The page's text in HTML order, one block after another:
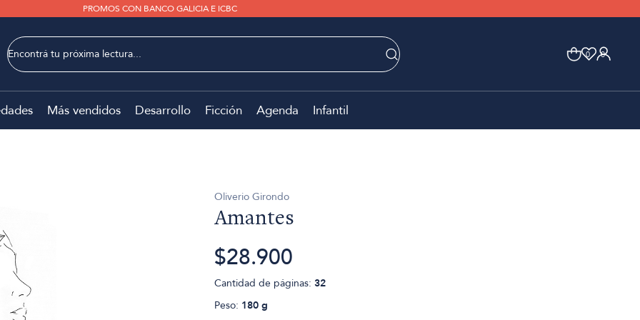
PROMOS CON BANCO GALICIA E ICBC
0 0
Más vendidos Desarrollo Ficción Agenda Infantil
Oliverio Girondo
Amantes
$28.900
Cantidad de páginas: 32
Peso: 180 g